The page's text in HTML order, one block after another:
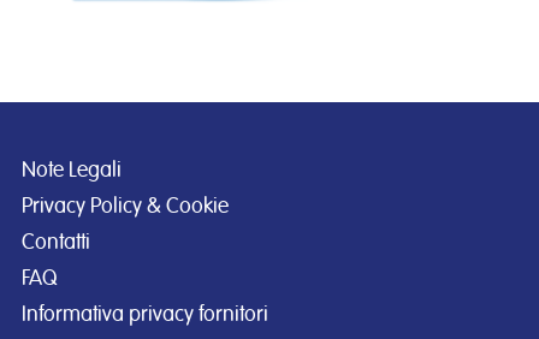
Note Legali
Privacy Policy & Cookie
Contatti
FAQ
Informativa privacy fornitori